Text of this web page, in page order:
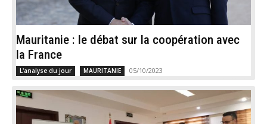
Mauritanie : le débat sur la coopération avec
la France
L'analyse du jour MAURITANIE 05/10/2023